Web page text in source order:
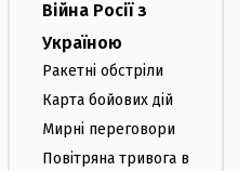
Війна Росії з
Україною
Ракетні обстріли
Карта бойових дій
Мирні переговори
Повітряна тривога в